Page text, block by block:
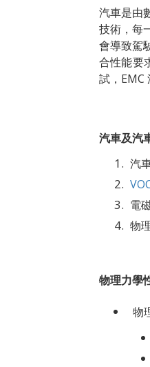
汽車是由
技術，每
會導致駕
合性能要
試，EMC
汽車及汽
汽
電
物
物理力學
物